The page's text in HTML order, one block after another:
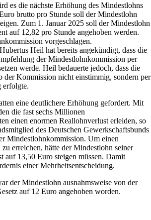
es die nächste Erhöhung des Mindestlohns
brutto pro Stunde soll der Mindestlohn
Zum 1. Januar 2025 soll der Mindestlohn
auf 12,82 pro Stunde angehoben werden.
vorgeschlagen.
Heil hat bereits angekündigt, dass die
der Mindestlohnkommission per
werde. Heil bedauerte jedoch, dass die
der Kommission nicht einstimmig, sondern per
erfolgte.
eine deutlichere Erhöhung gefordert. Mit
die fast sechs Millionen
einen enormen Reallohnverlust erleiden, so
des Deutschen Gewerkschaftsbunds
Mindestlohnkommission. Um einen
erreichen, hätte der Mindestlohn seiner
auf 13,50 Euro steigen müssen. Damit
einer Mehrheitsentscheidung.
der Mindestlohn ausnahmsweise von der
auf 12 Euro angehoben worden.